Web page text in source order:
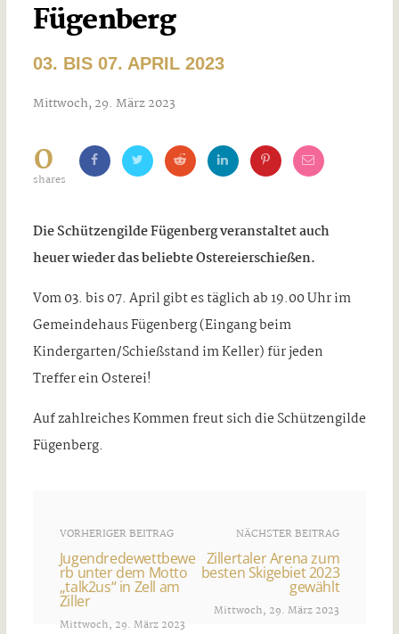
Fügenberg
03. BIS 07. APRIL 2023
Mittwoch, 29. März 2023
0
shares
Die Schützengilde Fügenberg veranstaltet auch
heuer wieder das beliebte Ostereierschießen.
Vom 03. bis 07. April gibt es täglich ab 19.00 Uhr im
Gemeindehaus Fügenberg (Eingang beim
Kindergarten/Schießstand im Keller) für jeden
Treffer ein Osterei!
Auf zahlreiches Kommen freut sich die Schützengilde
Fügenberg.
VORHERIGER BEITRAG
Jugendredewettbewe
rb unter dem Motto
„talk2us“ in Zell am
Ziller
Mittwoch, 29. März 2023
NÄCHSTER BEITRAG
Zillertaler Arena zum
besten Skigebiet 2023
gewählt
Mittwoch, 29. März 2023